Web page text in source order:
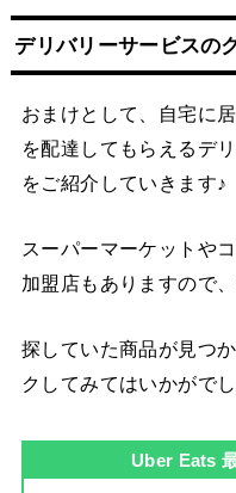
デリバリーサービスの
おまけとして、自宅に
を配達してもらえるデ
をご紹介していきます♪
スーパーマーケットや
加盟店もありますので
探していた商品が見つ
クしてみてはいかがでし
Uber Eats